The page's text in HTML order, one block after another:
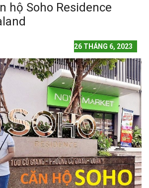
hộ Soho Residence
26 THÁNG 6, 2023